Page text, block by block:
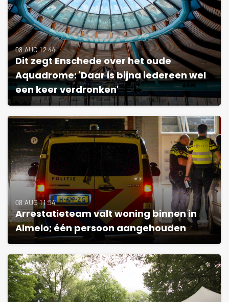
08 AUG 12:44
Dit zegt Enschede over het oude
Aquadrome: 'Daar is bijna iedereen wel
een keer verdronken'
08 AUG 11:54
Arrestatieteam valt woning binnen in
Almelo; één persoon aangehouden